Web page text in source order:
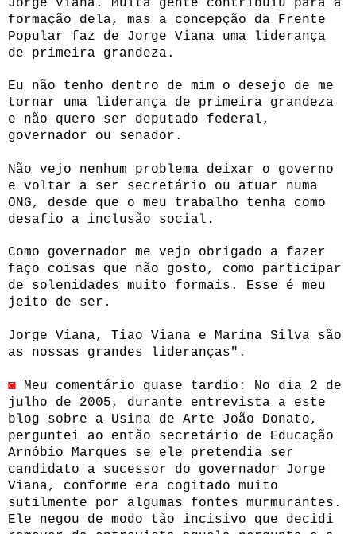
Jorge Viana. Muita gente contribuiu para a
formação dela, mas a concepção da Frente
Popular faz de Jorge Viana uma liderança
de primeira grandeza.
Eu não tenho dentro de mim o desejo de me
tornar uma liderança de primeira grandeza
e não quero ser deputado federal,
governador ou senador.
Não vejo nenhum problema deixar o governo
e voltar a ser secretário ou atuar numa
ONG, desde que o meu trabalho tenha como
desafio a inclusão social.
Como governador me vejo obrigado a fazer
faço coisas que não gosto, como participar
de solenidades muito formais. Esse é meu
jeito de ser.
Jorge Viana, Tiao Viana e Marina Silva são
as nossas grandes lideranças".
◙ Meu comentário quase tardio: No dia 2 de
julho de 2005, durante entrevista a este
blog sobre a Usina de Arte João Donato,
perguntei ao então secretário de Educação
Arnóbio Marques se ele pretendia ser
candidato a sucessor do governador Jorge
Viana, conforme era cogitado muito
sutilmente por algumas fontes murmurantes.
Ele negou de modo tão incisivo que decidi